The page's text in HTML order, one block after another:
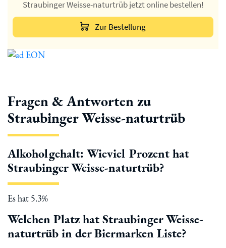
Straubinger Weisse-naturtrüb jetzt online bestellen!
Zur Bestellung
Fragen & Antworten zu
Straubinger Weisse-naturtrüb
Alkoholgehalt: Wieviel Prozent hat
Straubinger Weisse-naturtrüb?
Es hat 5.3%
Welchen Platz hat Straubinger Weisse-
naturtrüb in der Biermarken Liste?